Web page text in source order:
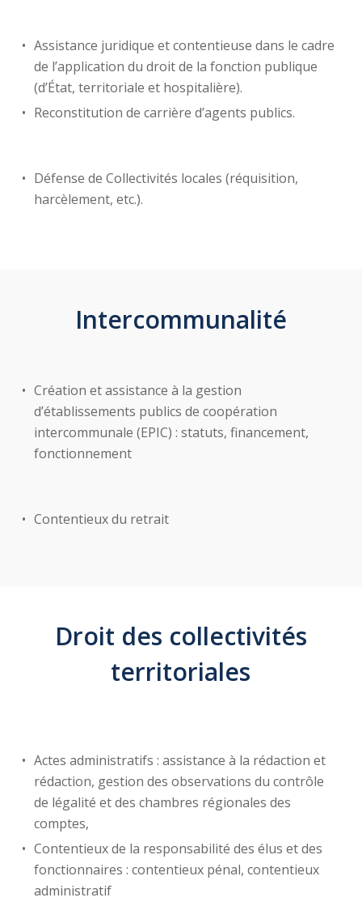
Assistance juridique et contentieuse dans le cadre
de l’application du droit de la fonction publique
(d’État, territoriale et hospitalière).
Reconstitution de carrière d’agents publics.
Défense de Collectivités locales (réquisition,
harcèlement, etc.).
Intercommunalité
Création et assistance à la gestion
d’établissements publics de coopération
intercommunale (EPIC) : statuts, financement,
fonctionnement
Contentieux du retrait
Droit des collectivités
territoriales
Actes administratifs : assistance à la rédaction et
rédaction, gestion des observations du contrôle
de légalité et des chambres régionales des
comptes,
Contentieux de la responsabilité des élus et des
fonctionnaires : contentieux pénal, contentieux
administratif